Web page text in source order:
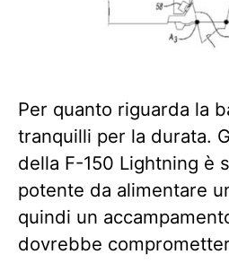
Per quanto riguarda la
tranquilli per la durata.
della F-150 Lightning è
potente da alimentare
quindi un
dovrebbe